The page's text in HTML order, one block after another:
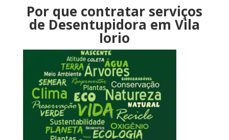
Por que contratar serviços
de Desentupidora em Vila
Iorio